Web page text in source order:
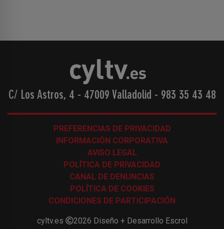
C/ Los Astros, 4 - 47009 Valladolid - 983 35 43 48
PREFERENCIAS DE PRIVACIDAD
INFORMACIÓN CORPORATIVA
AVISO LEGAL
POLÍTICA DE PRIVACIDAD
CANAL DE DENUNCIAS
POLÍTICA DE COOKIES
CONDICIONES DE PARTICIPACIÓN
cyltv.es 2026 Diseño + Desarrollo Escrol